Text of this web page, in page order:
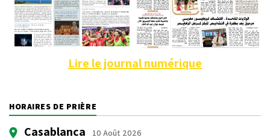
Lire le journal numérique
HORAIRES DE PRIÈRE
Casablanca 10 Août 2026